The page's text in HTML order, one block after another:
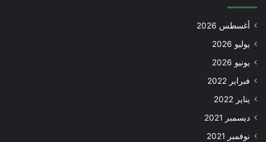
أغسطس 2026
يوليو 2026
يونيو 2026
فبراير 2022
يناير 2022
ديسمبر 2021
نوفمبر 2021